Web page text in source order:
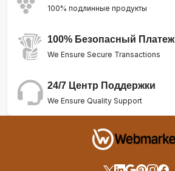
100% подлинные продукты
100% Безопасный Платеж
We Ensure Secure Transactions
24/7 Центр Поддержки
We Ensure Quality Support